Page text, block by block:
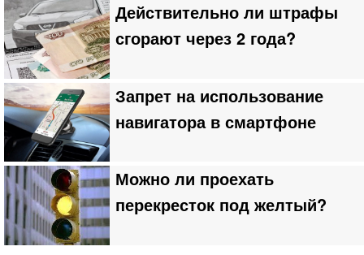
Действительно ли штрафы
сгорают через 2 года?
Запрет на использование
навигатора в смартфоне
Можно ли проехать
перекресток под желтый?